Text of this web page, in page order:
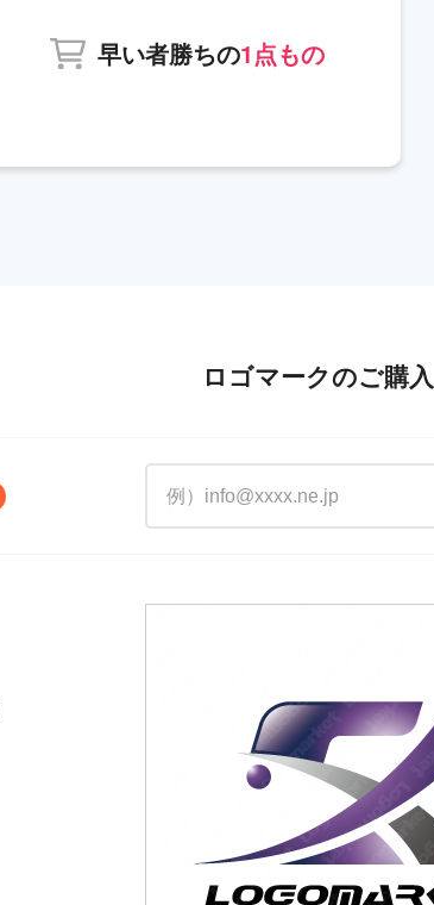
早い者勝ちの1点もの
ロゴマークのご購入